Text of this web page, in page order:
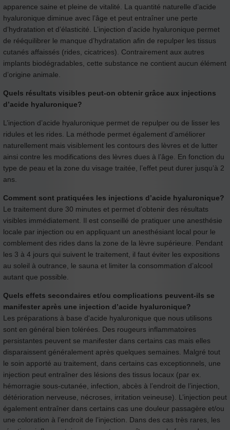
apparence saine et pleine de vitalité. La quantité naturelle d’acide
hyaluronique diminue avec l’âge et peut entraîner une perte
d’hydratation et d’élasticité. L’injection d’acide hyaluronique permet
de rééquilibrer le manque d’hydratation afin de repulper les tissus
cutanés affaissés (rides, cicatrices). Contrairement aux autres
implants biodégradables, cette substance ne contient aucun élément
d’origine animale.
Quels résultats visibles peut-on obtenir grâce aux injections
d’acide hyaluronique?
L’injection d’acide hyaluronique permet de repulper ou de lisser les
ridules et les rides. La méthode permet également d’améliorer
naturellement mais visiblement les contours des lèvres et de lutter
ainsi contre les modifications des lèvres dues à l’âge. En fonction du
type de peau et la zone du visage traitée, l’effet peut durer jusqu’à 2
ans.
Comment sont pratiquées les injections d’acide hyaluronique?
Le traitement dure 30 minutes et permet d’obtenir des résultats
visibles immédiatement. Il est conseillé de pratiquer une anesthésie
locale par injection ou en appliquant un anesthésiant local pour le
comblement des rides dans la zone de la lèvre supérieure. Pendant
les 3 à 4 jours qui suivent le traitement, il faut éviter les expositions
au soleil à outrance, le sauna et limiter la consommation d’alcool
autant que possible.
Quels effets secondaires et/ou complications peuvent-ils se
manifester après une injection d’acide hyaluronique?
Les préparations à base d'acide hyaluronique que nous utilisons
sont en général bien tolérées. Des rougeurs inflammatoires
persistantes peuvent se manifester dans certains cas mais elles
disparaissent généralement après quelques semaines. Malgré tout
le soin apporté au traitement, dans certains cas exceptionnels, une
injection peut entraîner des lésions des tissus locaux (par ex.
hémorragie sous-cutanée, infection, abcès à l’endroit de l’injection,
détérioration nerveuse, nécroses, irritation veineuse). L’injection peut
également entraîner dans certains cas une douleur passagère et/ou
une coloration à l’endroit de l’injection. Dans des cas très rares, les